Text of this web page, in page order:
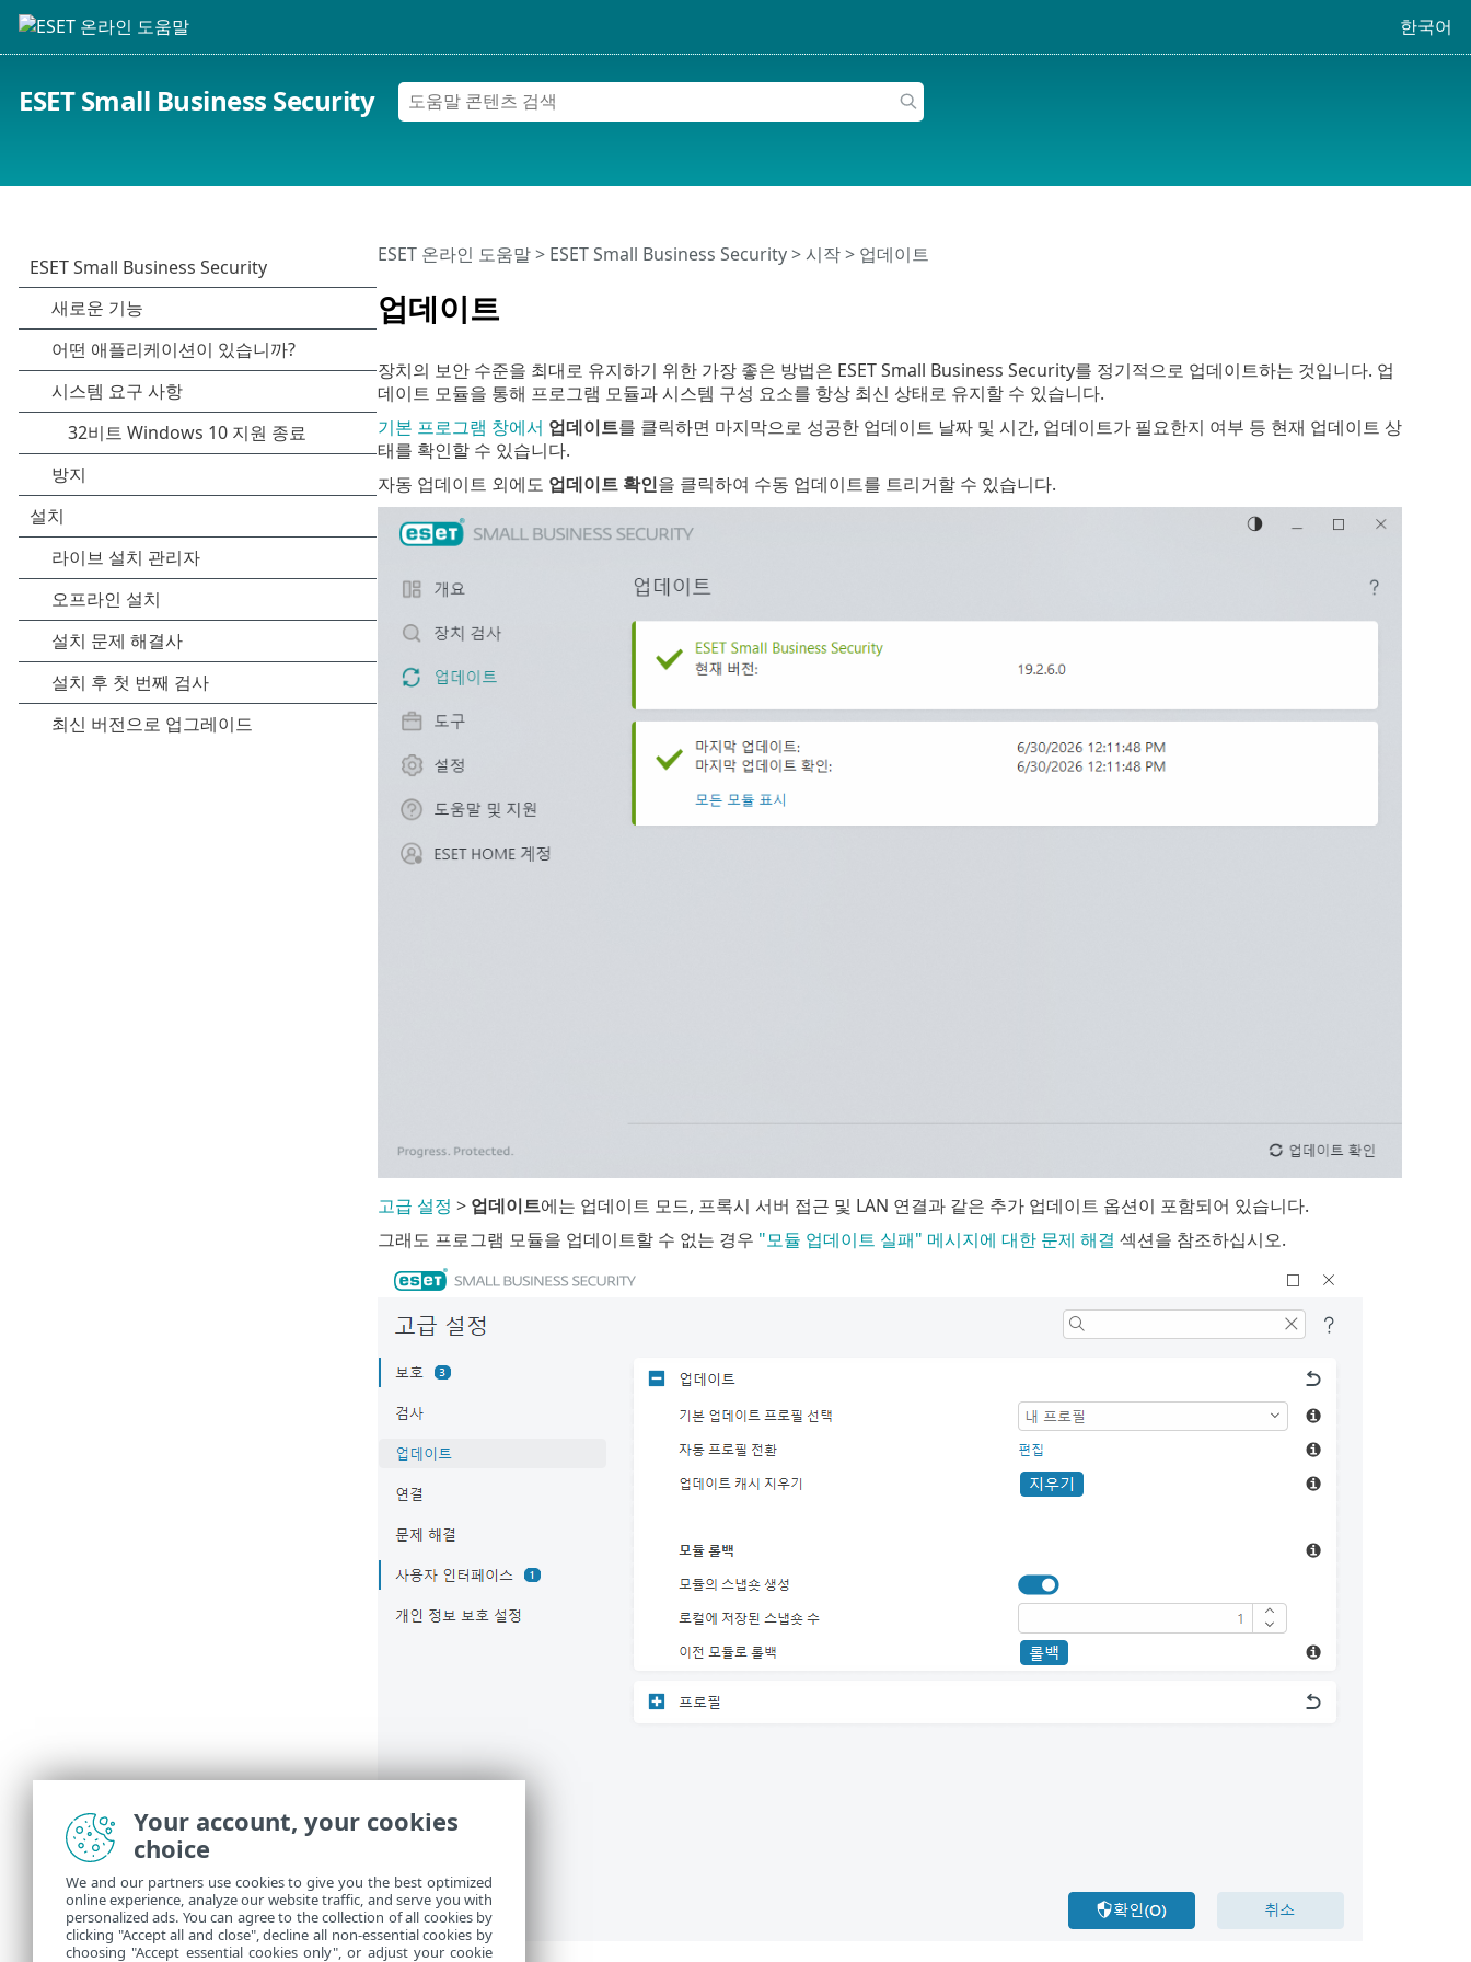
한국어
ESET Small Business Security
업데이트
ESET 온라인 도움말> ESET Small Business Security>시작> 업데이트
장치의 보안 수준을 최대로 유지하기 위한 가장 좋은 방법은 ESET Small Business Security를 정기적으로 업데이트하는 것입니다. 업
데이트 모듈을 통해 프로그램 모듈과 시스템 구성 요소를 항상 최신 상태로 유지할 수 있습니다.
기본 프로그램 창에서 업데이트를 클릭하면 마지막으로 성공한 업데이트 날짜 및 시간, 업데이트가 필요한지 여부 등 현재 업데이트 상
태를 확인할 수 있습니다.
자동 업데이트 외에도 업데이트 확인을 클릭하여 수동 업데이트를 트리거할 수 있습니다.
고급 설정 > 업데이트에는 업데이트 모드, 프록시 서버 접근 및 LAN 연결과 같은 추가 업데이트 옵션이 포함되어 있습니다.
그래도 프로그램 모듈을 업데이트할 수 없는 경우 "모듈 업데이트 실패" 메시지에 대한 문제 해결 섹션을 참조하십시오.
Your account, your cookies
choice
We and our partners use cookies to give you the best optimized
online experience, analyze our website traffic, and serve you with
personalized ads. You can agree to the collection of all cookies by
clicking "Accept all and close", decline all non-essential cookies by
choosing "Accept essential cookies only", or adjust your cookie